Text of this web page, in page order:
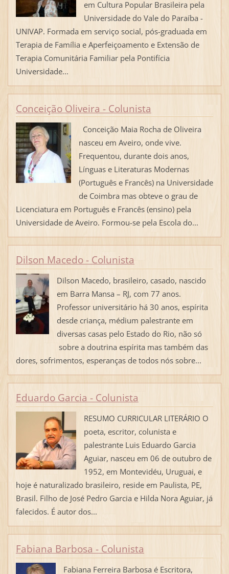
em Cultura Popular Brasileira pela
Universidade do Vale do Paraíba -
UNIVAP. Formada em serviço social, pós-graduada em
Terapia de Família e Aperfeiçoamento e Extensão de
Terapia Comunitária Familiar pela Pontifícia
Universidade...
Conceição Oliveira - Colunista
Conceição Maia Rocha de Oliveira
nasceu em Aveiro, onde vive.
Frequentou, durante dois anos,
Línguas e Literaturas Modernas
(Português e Francês) na Universidade
de Coimbra mas obteve o grau de
Licenciatura em Português e Francês (ensino) pela
Universidade de Aveiro. Formou-se pela Escola do...
Dilson Macedo - Colunista
Dilson Macedo, brasileiro, casado, nascido
em Barra Mansa – RJ, com 77 anos.
Professor universitário há 30 anos, espírita
desde criança, médium palestrante em
diversas casas pelo Estado do Rio, não só
sobre a doutrina espírita mas também das
dores, sofrimentos, esperanças de todos nós sobre...
Eduardo Garcia - Colunista
RESUMO CURRICULAR LITERÁRIO O
poeta, escritor, colunista e
palestrante Luis Eduardo Garcia
Aguiar, nasceu em 06 de outubro de
1952, em Montevidéu, Uruguai, e
hoje é naturalizado brasileiro, reside em Paulista, PE,
Brasil. Filho de José Pedro Garcia e Hilda Nora Aguiar, já
falecidos. É autor dos...
Fabiana Barbosa - Colunista
Fabiana Ferreira Barbosa é Escritora,